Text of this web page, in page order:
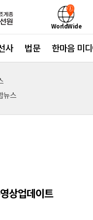
WorldWide
사 법문 한마음 미
뉴스
상업데이트